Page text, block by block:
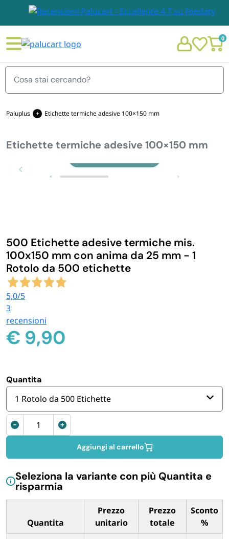
0
Menu
STOVIGLIE E TOVAGLIOLI
IGIENE E PULIZIA
CASA E PERSONA
PERSONA E MEDICALI
PET
PARTY
Paluplus Etichette termiche adesive 100×150 mm
Etichette termiche adesive 100×150 mm
Zoom
500 Etichette adesive termiche mis.
100x150 mm con anima da 25 mm - 1
Rotolo da 500 etichette
5,0/5
3
recensioni
€ 9,90
Quantita
1 Rotolo da 500 Etichette
Etichette
termiche
100x150
quantità
Aggiungi al carrello
Seleziona la variante con più Quantita e
risparmia
Quantita
Prezzo
unitario
Prezzo
totale
Sconto
%